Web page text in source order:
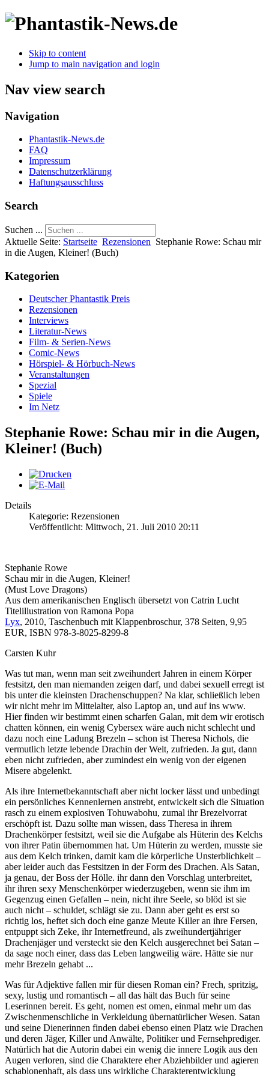
Skip to content
Jump to main navigation and login
Nav view search
Navigation
Phantastik-News.de
FAQ
Impressum
Datenschutzerklärung
Haftungsausschluss
Search
Suchen ...
Aktuelle Seite: Startseite Rezensionen Stephanie Rowe: Schau mir
in die Augen, Kleiner! (Buch)
Kategorien
Deutscher Phantastik Preis
Rezensionen
Interviews
Literatur-News
Film- & Serien-News
Comic-News
Hörspiel- & Hörbuch-News
Veranstaltungen
Spezial
Spiele
Im Netz
Stephanie Rowe: Schau mir in die Augen,
Kleiner! (Buch)
Details
Kategorie: Rezensionen
Veröffentlicht: Mittwoch, 21. Juli 2010 20:11
Stephanie Rowe
Schau mir in die Augen, Kleiner!
(Must Love Dragons)
Aus dem amerikanischen Englisch übersetzt von Catrin Lucht
Titelillustration von Ramona Popa
Lyx, 2010, Taschenbuch mit Klappenbroschur, 378 Seiten, 9,95
EUR, ISBN 978-3-8025-8299-8
Carsten Kuhr
Was tut man, wenn man seit zweihundert Jahren in einem Körper
festsitzt, den man niemanden zeigen darf, und dabei sexuell erregt ist
bis unter die kleinsten Drachenschuppen? Na klar, schließlich leben
wir nicht mehr im Mittelalter, also Laptop an, und auf ins www.
Hier finden wir bestimmt einen scharfen Galan, mit dem wir erotisch
chatten können, ein wenig Cybersex wäre auch nicht schlecht und
dazu noch eine Ladung Brezeln – schon ist Theresa Nichols, die
vermutlich letzte lebende Drachin der Welt, zufrieden. Ja gut, dann
eben nicht zufrieden, aber zumindest ein wenig von der eigenen
Misere abgelenkt.
Als ihre Internetbekanntschaft aber nicht locker lässt und unbedingt
ein persönliches Kennenlernen anstrebt, entwickelt sich die Situation
rasch zu einem explosiven Tohuwabohu, zumal ihr Brezelvorrat
erschöpft ist. Dazu sollte man wissen, dass Theresa in ihrem
Drachenkörper festsitzt, weil sie die Aufgabe als Hüterin des Kelchs
von ihrer Patin übernommen hat. Um Hüterin zu werden, musste sie
aus dem Kelch trinken, damit kam die körperliche Unsterblichkeit –
aber leider auch das Festsitzen in der Form des Drachen. Als Satan,
ja genau, der Boss der Hölle. ihr dann den Vorschlag unterbreitet,
ihr ihren sexy Menschenkörper wiederzugeben, wenn sie ihm im
Gegenzug einen Gefallen – nein, nicht ihre Seele, so blöd ist sie
auch nicht – schuldet, schlägt sie zu. Dann aber geht es erst so
richtig los, heftet sich doch eine ganze Meute Killer an ihre Fersen,
entpuppt sich Zeke, ihr Internetfreund, als zweihundertjähriger
Drachenjäger und versteckt sie den Kelch ausgerechnet bei Satan –
da sage noch einer, dass das Leben langweilig wäre. Hätte sie nur
mehr Brezeln gehabt ...
Was für Adjektive fallen mir für diesen Roman ein? Frech, spritzig,
sexy, lustig und romantisch – all das hält das Buch für seine
Leserinnen bereit. Es geht, nomen est omen, einmal mehr um das
Zwischenmenschliche in Verkleidung übernatürlicher Wesen. Satan
und seine Dienerinnen finden dabei ebenso einen Platz wie Drachen
und deren Jäger, Killer und Anwälte, Politiker und Fernsehprediger.
Natürlich hat die Autorin dabei ein wenig die innere Logik aus den
Augen verloren, sind die Charaktere eher Abziehbilder und agieren
schablonenhaft, als dass uns wirkliche Charakterentwicklung